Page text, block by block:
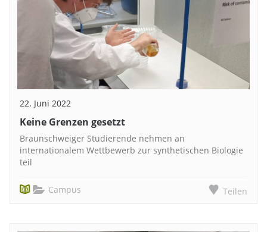
22. Juni 2022
Keine Grenzen gesetzt
Braunschweiger Studierende nehmen an
internationalem Wettbewerb zur synthetischen Biologie
teil
Campus Teilen